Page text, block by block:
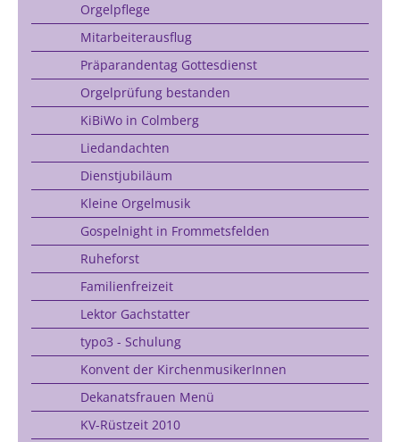
Orgelpflege
Mitarbeiterausflug
Präparandentag Gottesdienst
Orgelprüfung bestanden
KiBiWo in Colmberg
Liedandachten
Dienstjubiläum
Kleine Orgelmusik
Gospelnight in Frommetsfelden
Ruheforst
Familienfreizeit
Lektor Gachstatter
typo3 - Schulung
Konvent der KirchenmusikerInnen
Dekanatsfrauen Menü
KV-Rüstzeit 2010